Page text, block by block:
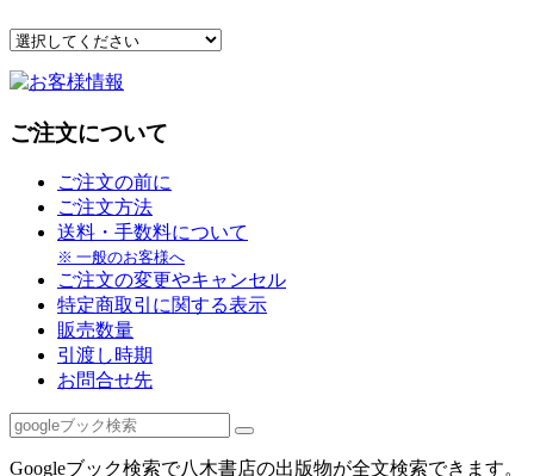
ご注文について
ご注文の前に
ご注文方法
送料・手数料について
※ 一般のお客様へ
ご注文の変更やキャンセル
特定商取引に関する表示
販売数量
引渡し時期
お問合せ先
Googleブック検索で八木書店の出版物が全文検索できます。